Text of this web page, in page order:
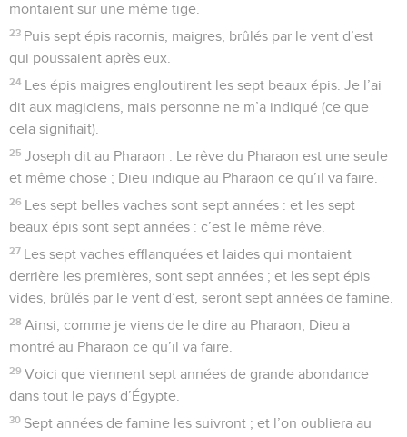
montaient sur une même tige.
23 Puis sept épis racornis, maigres, brûlés par le vent d’est
qui poussaient après eux.
24 Les épis maigres engloutirent les sept beaux épis. Je l’ai
dit aux magiciens, mais personne ne m’a indiqué (ce que
cela signifiait).
25 Joseph dit au Pharaon : Le rêve du Pharaon est une seule
et même chose ; Dieu indique au Pharaon ce qu’il va faire.
26 Les sept belles vaches sont sept années : et les sept
beaux épis sont sept années : c’est le même rêve.
27 Les sept vaches efflanquées et laides qui montaient
derrière les premières, sont sept années ; et les sept épis
vides, brûlés par le vent d’est, seront sept années de famine.
28 Ainsi, comme je viens de le dire au Pharaon, Dieu a
montré au Pharaon ce qu’il va faire.
29 Voici que viennent sept années de grande abondance
dans tout le pays d’Égypte.
30 Sept années de famine les suivront ; et l’on oubliera au